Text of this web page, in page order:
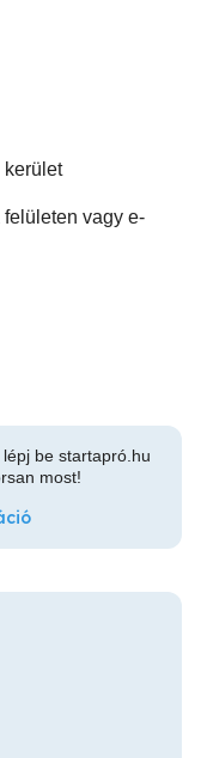
kerület
vagy e-
be startapró.hu
most!